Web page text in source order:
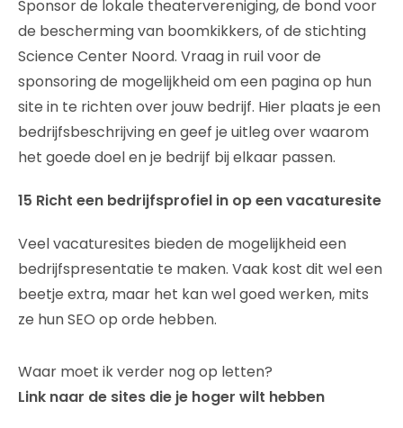
Sponsor de lokale theatervereniging, de bond voor
de bescherming van boomkikkers, of de stichting
Science Center Noord. Vraag in ruil voor de
sponsoring de mogelijkheid om een pagina op hun
site in te richten over jouw bedrijf. Hier plaats je een
bedrijfsbeschrijving en geef je uitleg over waarom
het goede doel en je bedrijf bij elkaar passen.
15 Richt een bedrijfsprofiel in op een vacaturesite
Veel vacaturesites bieden de mogelijkheid een
bedrijfspresentatie te maken. Vaak kost dit wel een
beetje extra, maar het kan wel goed werken, mits
ze hun SEO op orde hebben.
Waar moet ik verder nog op letten?
Link naar de sites die je hoger wilt hebben